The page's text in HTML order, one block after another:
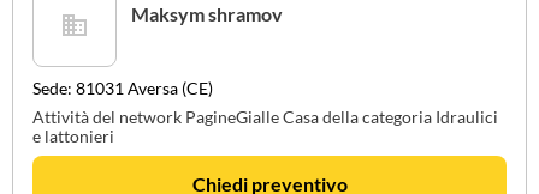
Maksym shramov
Sede: 81031 Aversa (CE)
Attività del network PagineGialle Casa della categoria Idraulici
e lattonieri
Chiedi preventivo